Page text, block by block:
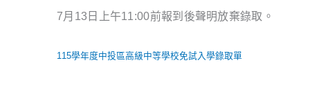
7月13日上午11:00前報到後聲明放棄錄取。
115學年度中投區高級中等學校免試入學錄取單